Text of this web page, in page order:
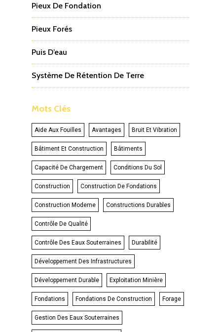
Pieux De Fondation
Pieux Forés
Puis D’eau
Système De Rétention De Terre
Mots Clés
Aide Aux Fouilles Avantages Bruit Et Vibration
Bâtiment Et Construction Bâtiments
Capacité De Chargement Conditions Du Sol
Construction Construction De Fondations
Construction Moderne Constructions Durables
Contrôle De Qualité
Contrôle Des Eaux Souterraines Durabilité
Développement Des Infrastructures
Développement Durable Exploitation Minière
Fondations Fondations De Construction Forage
Gestion Des Eaux Souterraines